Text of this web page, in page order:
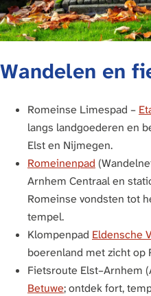
Wandelen en
Romeinse Limespad –
langs landgoederen en
Elst en Nijmegen.
Romeinenpad
Arnhem Centraal en
Romeinse vondsten tot
tempel.
Klompenpad Eldensche
boerenland met zicht op
Fietsroute Elst–Arnhem
Betuwe; ontdek fort,